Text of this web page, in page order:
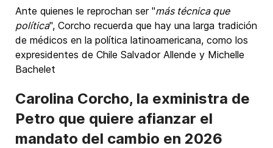
Ante quienes le reprochan ser "más técnica que
política", Corcho recuerda que hay una larga tradición
de médicos en la política latinoamericana, como los
expresidentes de Chile Salvador Allende y Michelle
Bachelet
Carolina Corcho, la exministra de
Petro que quiere afianzar el
mandato del cambio en 2026